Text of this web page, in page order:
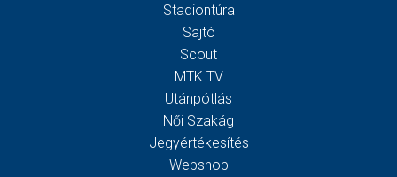
Stadiontúra
Sajtó
Scout
MTK TV
Utánpótlás
Női Szakág
Jegyértékesítés
Webshop